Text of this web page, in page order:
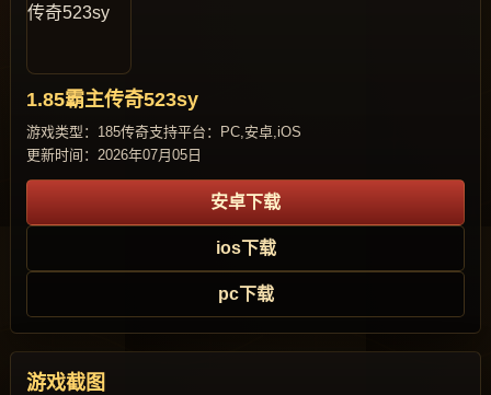
1.85霸主传奇523sy
游戏类型：185传奇支持平台：PC,安卓,iOS
更新时间：2026年07月05日
安卓下载
ios下载
pc下载
游戏截图